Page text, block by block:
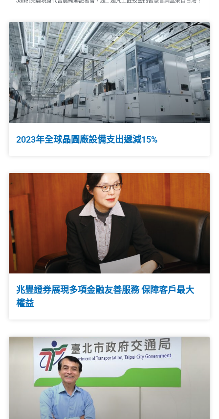
2023年全球晶圓廠設備支出遞減15%
兆豐證券展現多項金融友善服務 保障客戶最大
權益